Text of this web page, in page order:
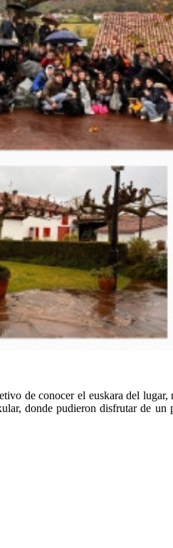
de conocer el euskara del lugar,
donde pudieron disfrutar de un